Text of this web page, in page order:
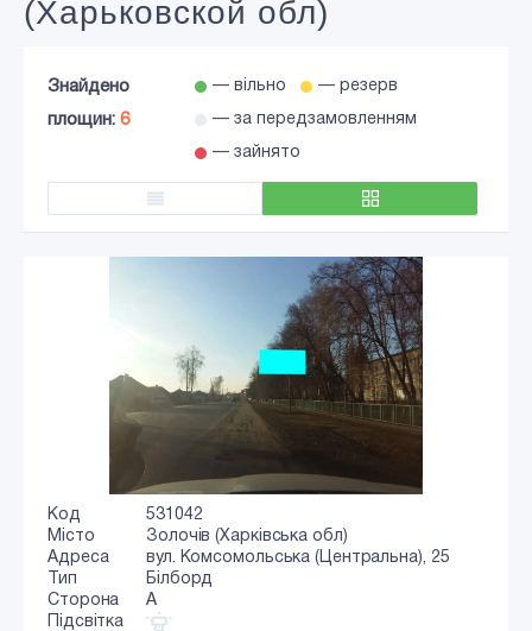
(Харьковской обл)
Знайдено
площин: 6
— вільно — резерв
— за передзамовленням
— зайнято
Код
531042
Місто
Золочів (Харківська обл)
Адреса
вул. Комсомольська (Центральна), 25
Тип
Білборд
Сторона
A
Підсвітка